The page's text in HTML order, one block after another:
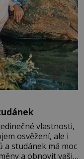
vlastnosti,
osvěžení, ale i
a studánek má moc
a obnovit vaši